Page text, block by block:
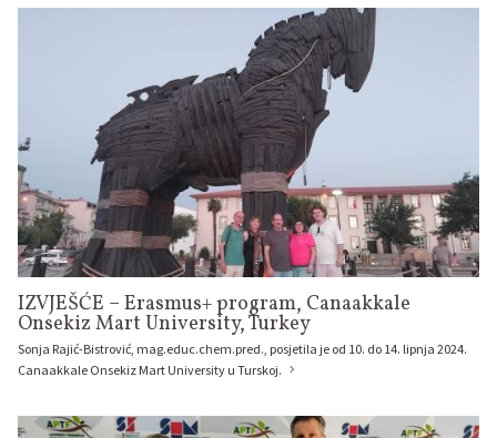
IZVJEŠĆE – Erasmus+ program, Canaakkale
Onsekiz Mart University, Turkey
Sonja Rajić-Bistrović, mag.educ.chem.pred., posjetila je od 10. do 14. lipnja 2024.
Canaakkale Onsekiz Mart University u Turskoj.